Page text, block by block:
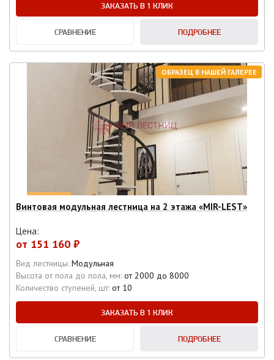
ЗАКАЗАТЬ В 1 КЛИК
СРАВНЕНИЕ ПОДРОБНЕЕ
ОБРАЗЕЦ В НАШЕЙ ГАЛЕРЕЕ
Винтовая модульная лестница на 2 этажа «MIR-LEST»
Цена:
от 151 160 ₽
Вид лестницы: Модульная
Высота от пола до пола, мм: от 2000 до 8000
Количество ступеней, шт: от 10
ЗАКАЗАТЬ В 1 КЛИК
СРАВНЕНИЕ ПОДРОБНЕЕ